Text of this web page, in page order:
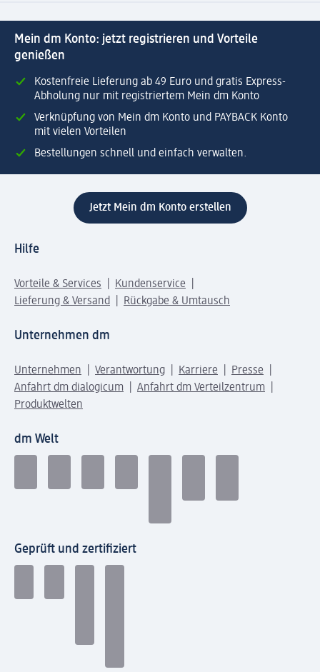
Mein dm Konto: jetzt registrieren und Vorteile
genießen
Kostenfreie Lieferung ab 49 Euro und gratis Express-
Abholung nur mit registriertem Mein dm Konto
Verknüpfung von Mein dm Konto und PAYBACK Konto
mit vielen Vorteilen
Bestellungen schnell und einfach verwalten.
Jetzt Mein dm Konto erstellen
Hilfe
Vorteile & Services
Kundenservice
Lieferung & Versand
Rückgabe & Umtausch
Unternehmen dm
Unternehmen Verantwortung Karriere
Presse
Anfahrt dm dialogicum
Anfahrt dm Verteilzentrum
Produktwelten
dm Welt
Geprüft und zertifiziert